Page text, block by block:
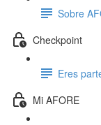
Sobre
Checkpoint
Eres
Mi AFORE